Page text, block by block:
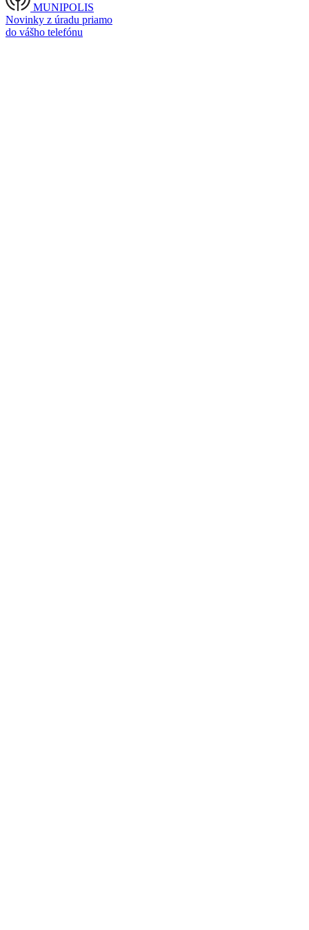
MUNIPOLIS
Novinky z úradu priamo
do vášho telefónu